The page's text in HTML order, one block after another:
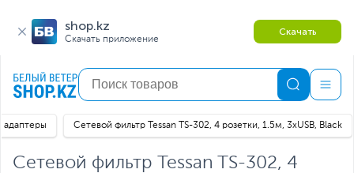
shop.kz
Скачать приложение
Скачать
адаптеры Сетевой фильтр Tessan TS-302, 4 розетки, 1.5м, 3хUSB, Black
Сетевой фильтр Tessan TS-302, 4